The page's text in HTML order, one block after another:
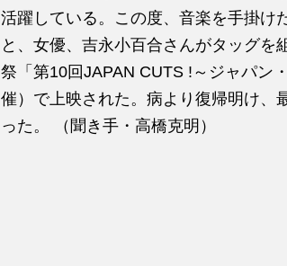
活躍している。この度、音楽を手掛け
と、女優、吉永小百合さんがタッグ
祭「第10回JAPAN CUTS !～ジャパン
催）で上映された。病より復帰明け、
った。 （聞き手・高橋克明）